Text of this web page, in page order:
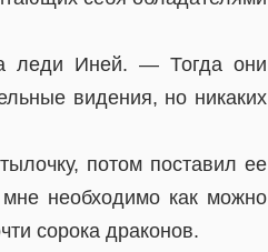
леди Иней. — Тогда они
видения, но никаких
потом поставил ее
необходимо как можно
сорока драконов.